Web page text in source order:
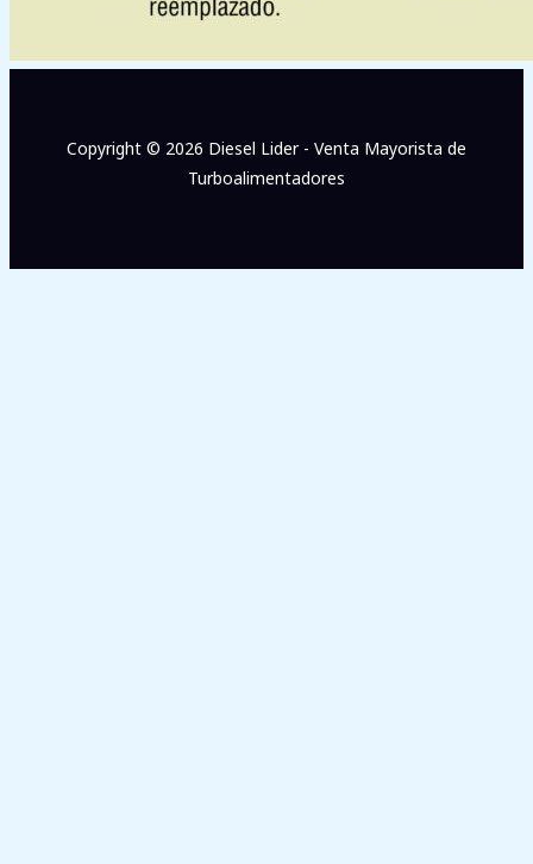
Copyright © 2026 Diesel Lider - Venta Mayorista de
Turboalimentadores